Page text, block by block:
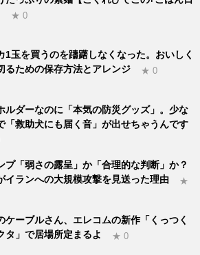
★ 0
1玉を買うのを躊躇しなくなった。おいしく
るための保存方法とアレンジ
★ 0
ルダーなのに「本気の防災グッズ」。少な
「救助犬にも届く音」が出せちゃうんです
プ「弱さの露呈」か「合理的な判断」か？
イランへの大規模攻撃を見送った理由
★
ケーブルさん、エレコムの新作「くっつく
タ」で居場所定まるよ
★ 0